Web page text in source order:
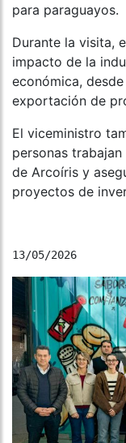
para paraguayos.
Durante la visita,
impacto de la
económica,
exportación de
El viceministro
personas
de Arcoíris y
proyectos de
13/05/2026